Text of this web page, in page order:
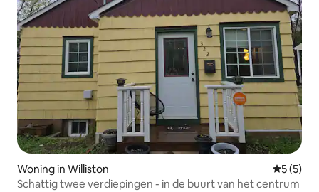
Woning in Williston
5 (5)
Schattig twee verdiepingen - in de buurt van het centrum